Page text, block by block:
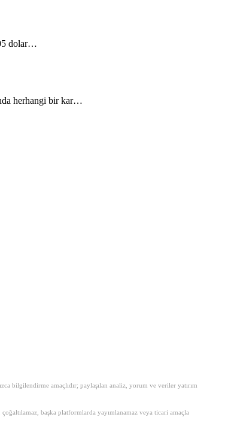
dolar…
herhangi bir kar…
bilgilendirme amaçlıdır; paylaşılan analiz, yorum ve veriler yatırım
başka platformlarda yayımlanamaz veya ticari amaçla